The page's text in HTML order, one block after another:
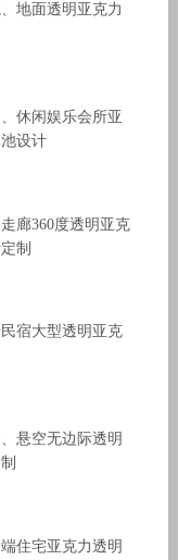
地面透明亚克力
休闲娱乐会所亚
设计
廊360度透明亚克
制
宿大型透明亚克
悬空无边际透明
住宅亚克力透明